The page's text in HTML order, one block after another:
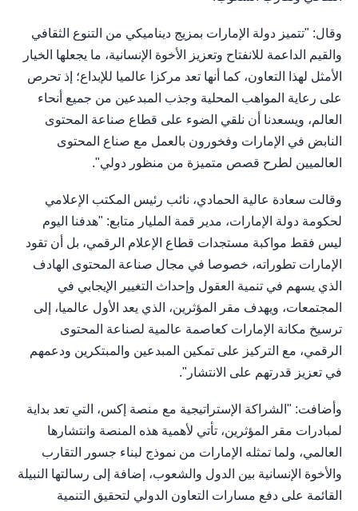
وقال: "تتميز دولة الإمارات بمزيج ديناميكي من التنوع الثقافي
والقيم الداعمة للانفتاح وتعزيز الأخوة الإنسانية، ما يجعلها الخيار
الأمثل لهذا التعاون، كما أنها تعد مركزا عالميا للإبداع؛ إذ تحرص
على رعاية المواهب المحلية وجذب المبدعين من جميع أنحاء
العالم، ويسعدنا أن نلقي الضوء على قطاع صناعة المحتوى
النابض في الإمارات وفخورون بالعمل مع صناع المحتوى
العالميين لطرح قصص متميزة من منظور دولي".
وقالت سعادة عالية الحمادي، نائب رئيس المكتب الإعلامي
لحكومة دولة الإمارات، مدير قمة المليار متابع: "هدفنا اليوم
ليس فقط مواكبة مستجدات قطاع الإعلام الرقمي، بل أن تقود
الإمارات تطوراته، خصوصا في مجال صناعة المحتوى الهادف
الذي يسهم في تنمية العقول وإحداث التغيير الإيجابي في
المجتمعات، ويهدف مقر المؤثرين، الذي يعد الأول عالميا، إلى
ترسيخ مكانة الإمارات كعاصمة عالمية لصناعة المحتوى
الرقمي، مع التركيز على تمكين المبدعين والمبتكرين ودعمهم
في تعزيز قدرتهم على الانتشار".
وأضافت: "الشراكة الإستراتيجية مع منصة إكس، التي تعد بداية
لمبادرات مقر المؤثرين، تأتي لأهمية هذه المنصة وانتشارها
العالمي، ولما تمثله الإمارات من نموذج لبناء جسور التقارب
والأخوة الإنسانية بين الدول والشعوب، إضافة إلى رسالتها النبيلة
القائمة على دفع مسارات التعاون الدولي لتحقيق التنمية